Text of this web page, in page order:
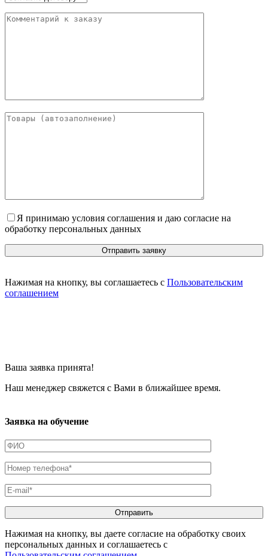
Я принимаю условия соглашения и даю согласие на
обработку персональных данных
Нажимая на кнопку, вы соглашаетесь с Пользовательским
соглашением
Ваша заявка принята!
Наш менеджер свяжется с Вами в ближайшее время.
Заявка на обучение
Нажимая на кнопку, вы даете согласие на обработку своих
персональных данных и соглашаетесь с